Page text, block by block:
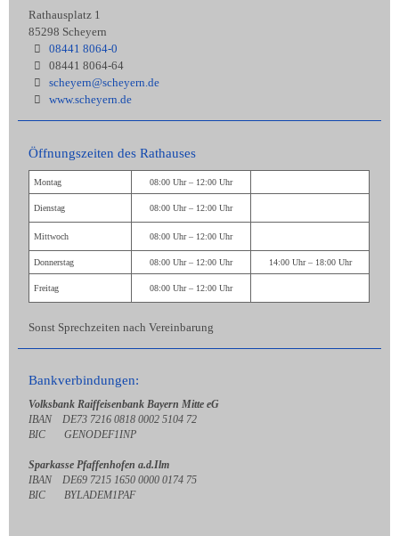
Rathausplatz 1
85298 Scheyern
08441 8064-0
08441 8064-64
scheyern@scheyern.de
www.scheyern.de
Öffnungszeiten des Rathauses
Montag 08:00 Uhr – 12:00 Uhr
Dienstag 08:00 Uhr – 12:00 Uhr
Mittwoch 08:00 Uhr – 12:00 Uhr
Donnerstag 08:00 Uhr – 12:00 Uhr 14:00 Uhr – 18:00 Uhr
Freitag 08:00 Uhr – 12:00 Uhr
Sonst Sprechzeiten nach Vereinbarung
Bankverbindungen:
Volksbank Raiffeisenbank Bayern Mitte eG
IBAN DE73 7216 0818 0002 5104 72
BIC GENODEF1INP
Sparkasse Pfaffenhofen a.d.Ilm
IBAN DE69 7215 1650 0000 0174 75
BIC BYLADEM1PAF